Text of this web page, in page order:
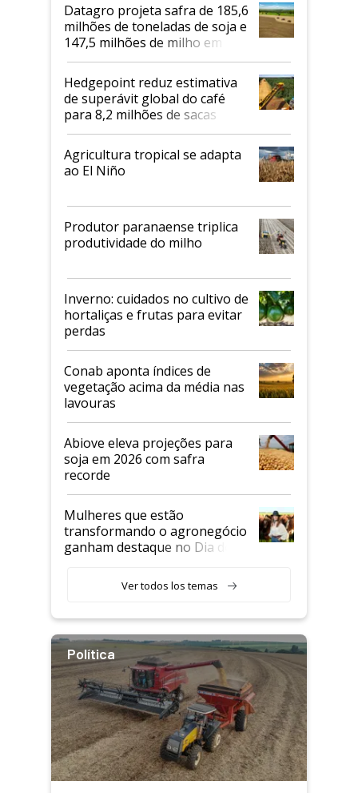
Datagro projeta safra de 185,6
milhões de toneladas de soja e
147,5 milhões de milho em
2026/27
Hedgepoint reduz estimativa
de superávit global do café
para 8,2 milhões de sacas
Agricultura tropical se adapta
ao El Niño
Produtor paranaense triplica
produtividade do milho
Inverno: cuidados no cultivo de
hortaliças e frutas para evitar
perdas
Conab aponta índices de
vegetação acima da média nas
lavouras
Abiove eleva projeções para
soja em 2026 com safra
recorde
Mulheres que estão
transformando o agronegócio
ganham destaque no Dia do
Ver todos los temas
Política